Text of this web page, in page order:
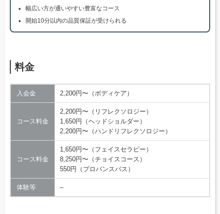
幅広い方が通いやすい豊富なコース
開始10分以内の品質保証が受けられる
料金
入会金 2,200円〜（ボディケア）
コース料金
2,200円〜（リフレクソロジー）
1,650円（ヘッドショルダー）
2,200円〜（ハンドリフレクソロジー）
コース料金
1,650円〜（フェイスセラピー）
8,250円〜（チョイスコース）
550円（プロバンスバス）
体験等 –